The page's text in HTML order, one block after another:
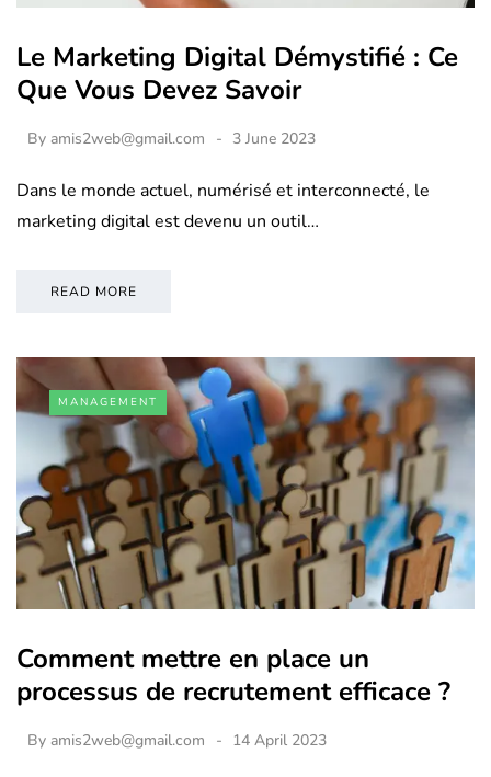
Le Marketing Digital Démystifié : Ce
Que Vous Devez Savoir
By amis2web@gmail.com 3 June 2023
Dans le monde actuel, numérisé et interconnecté, le
marketing digital est devenu un outil…
READ MORE
MANAGEMENT
Comment mettre en place un
processus de recrutement efficace ?
By amis2web@gmail.com 14 April 2023